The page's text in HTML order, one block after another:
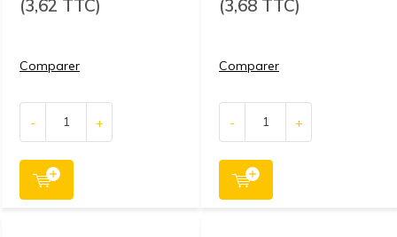
(3,62 TTC)
Comparer
- +
(3,68 TTC)
Comparer
- +